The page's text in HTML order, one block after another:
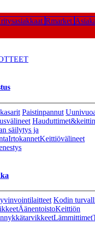
Rmarket
Paistinpannut
säilytys ja
IrtokannetKeittiövälineet
Kodin
ÄänentoistoKeittiön
Lämmittimet